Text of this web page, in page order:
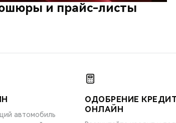
и прайс-листы
автомобиль
ОДОБРЕНИЕ
ОНЛАЙН